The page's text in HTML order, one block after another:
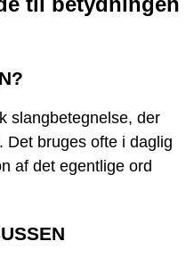
slangbetegnelse, der
Det bruges ofte i daglig
af det egentlige ord